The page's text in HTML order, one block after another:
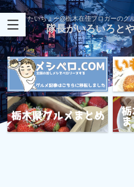
たいちょー@栃木在住ブロガーのグ
隊長がいろいろと